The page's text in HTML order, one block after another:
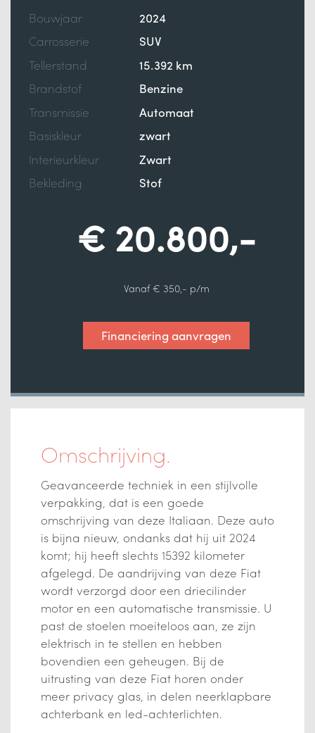
Bouwjaar
2024
Carrosserie
SUV
Tellerstand
15.392 km
Brandstof
Benzine
Transmissie
Automaat
Basiskleur
zwart
Interieurkleur
Zwart
Bekleding
Stof
€ 20.800,-
Vanaf € 350,- p/m
Financiering aanvragen
Omschrijving.
Geavanceerde techniek in een stijlvolle
verpakking, dat is een goede
omschrijving van deze Italiaan. Deze auto
is bijna nieuw, ondanks dat hij uit 2024
komt; hij heeft slechts 15392 kilometer
afgelegd. De aandrijving van deze Fiat
wordt verzorgd door een driecilinder
motor en een automatische transmissie. U
past de stoelen moeiteloos aan, ze zijn
elektrisch in te stellen en hebben
bovendien een geheugen. Bij de
uitrusting van deze Fiat horen onder
meer privacy glas, in delen neerklapbare
achterbank en led-achterlichten.